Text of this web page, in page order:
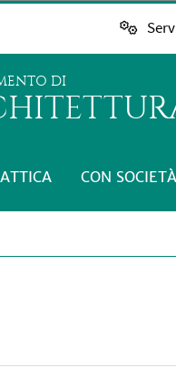
DI
CON